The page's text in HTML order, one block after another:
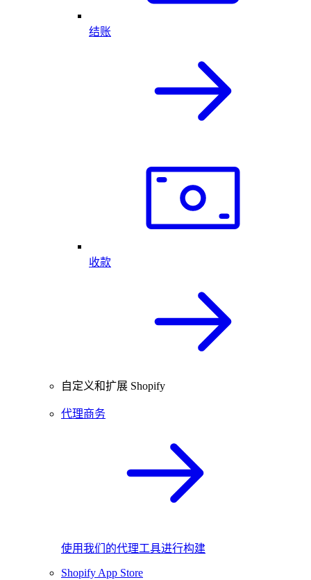
结账
收款
自定义和扩展 Shopify
代理商务
使用我们的代理工具进行构建
Shopify App Store